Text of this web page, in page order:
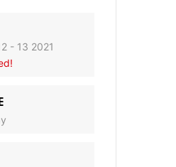
- 13 2021